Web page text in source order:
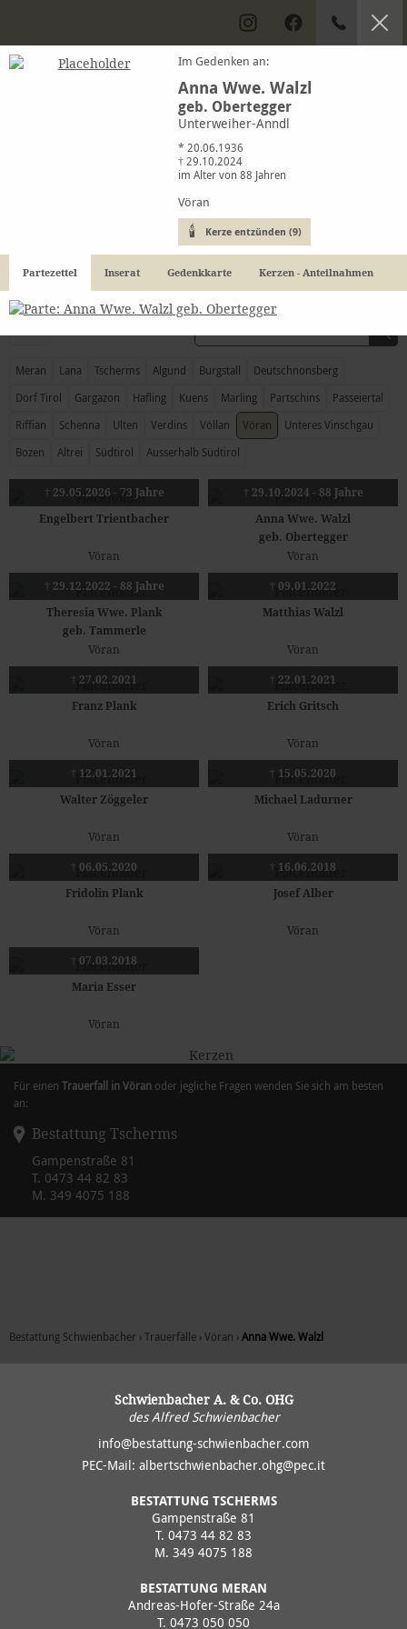
Kondolenzbuch
Trauerfälle in Meran & Umgebung
Im Gedenken an:
Anna Wwe. Walzl
geb. Obertegger
Unterweiher-Anndl
* 20.06.1936
† 29.10.2024
im Alter von 88 Jahren
Vöran
Kerze entzünden (9)
Partezettel Inserat Gedenkkarte Kerzen - Anteilnahmen
Für einen Trauerfall in Vöran oder jegliche Fragen wenden Sie sich am besten
an:
Bestattung Tscherms
Gampenstraße 81
T. 0473 44 82 83
M. 349 4075 188
Meran Lana Tscherms Algund Burgstall
Deutschnonsberg
Dorf Tirol
Gargazon Hafling Kuens Marling Partschins
Passeiertal
Riffian
Schenna Ulten Verdins Völlan Vöran
Unteres Vinschgau
Bozen
Altrei Südtirol Ausserhalb Südtirol
† 29.05.2026 - 73 Jahre
Engelbert Trientbacher
Vöran
† 29.10.2024 - 88 Jahre
Anna Wwe. Walzl
geb. Obertegger
Vöran
† 29.12.2022 - 88 Jahre
Theresia Wwe. Plank
geb. Tammerle
Vöran
† 09.01.2022
Matthias Walzl
Vöran
† 27.02.2021
Franz Plank
Vöran
† 22.01.2021
Erich Gritsch
Vöran
† 12.01.2021
Walter Zöggeler
Vöran
† 15.05.2020
Michael Ladurner
Vöran
† 06.05.2020
Fridolin Plank
Vöran
† 16.06.2018
Josef Alber
Vöran
† 07.03.2018
Maria Esser
Vöran
Bestattung Schwienbacher ›Trauerfälle ›Vöran ›Anna Wwe. Walzl
Schwienbacher A. & Co. OHG
des Alfred Schwienbacher
info@bestattung-schwienbacher.com
PEC-Mail: albertschwienbacher.ohg@pec.it
BESTATTUNG TSCHERMS
Gampenstraße 81
T. 0473 44 82 83
M. 349 4075 188
BESTATTUNG MERAN
Andreas-Hofer-Straße 24a
T. 0473 050 050